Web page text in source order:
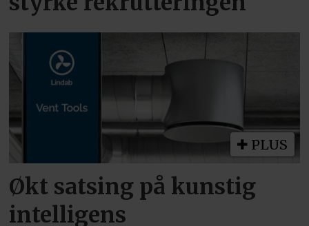
PLUS
Økt satsing på kunstig
intelligens